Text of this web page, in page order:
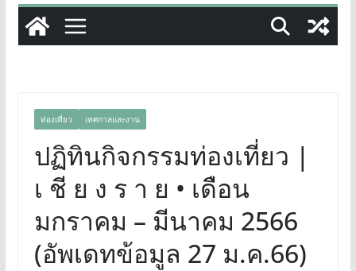
ยกระดับตลาดสด 100 ปี สู่พิพิธภัณฑ์
ศิลปะมีชีวิต หนุนเศรษฐกิจสร้างสรรค์
ท่องเที่ยว เทศกาลและงาน
ปฏิทินกิจกรรมท่องเที่ยว |
เ ชี ย ง ร า ย • เดือน
มกราคม – มีนาคม 2566
(อัพเดทข้อมูล 27 ม.ค.66)